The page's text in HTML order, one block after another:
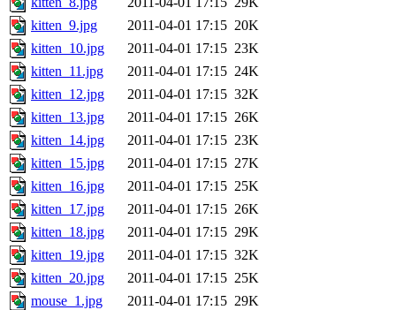
kitten_9.jpg
2011-04-01 17:15 20K
kitten_10.jpg
2011-04-01 17:15 23K
kitten_11.jpg
2011-04-01 17:15 24K
kitten_12.jpg
2011-04-01 17:15 32K
kitten_13.jpg
2011-04-01 17:15 26K
kitten_14.jpg
2011-04-01 17:15 23K
kitten_15.jpg
2011-04-01 17:15 27K
kitten_16.jpg
2011-04-01 17:15 25K
kitten_17.jpg
2011-04-01 17:15 26K
kitten_18.jpg
2011-04-01 17:15 29K
kitten_19.jpg
2011-04-01 17:15 32K
kitten_20.jpg
2011-04-01 17:15 25K
mouse_1.jpg
2011-04-01 17:15 29K